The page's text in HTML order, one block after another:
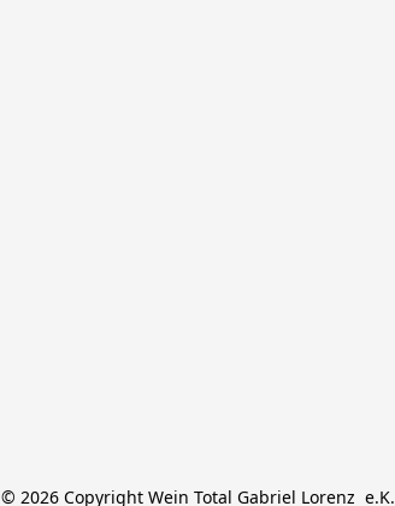
© 2026 Copyright Wein Total Gabriel Lorenz  e.K.